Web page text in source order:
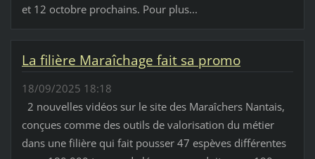
et 12 octobre prochains. Pour plus...
La filière Maraîchage fait sa promo
18/09/2025 18:18
2 nouvelles vidéos sur le site des Maraîchers Nantais,
conçues comme des outils de valorisation du métier
dans une filière qui fait pousser 47 espèves différentes